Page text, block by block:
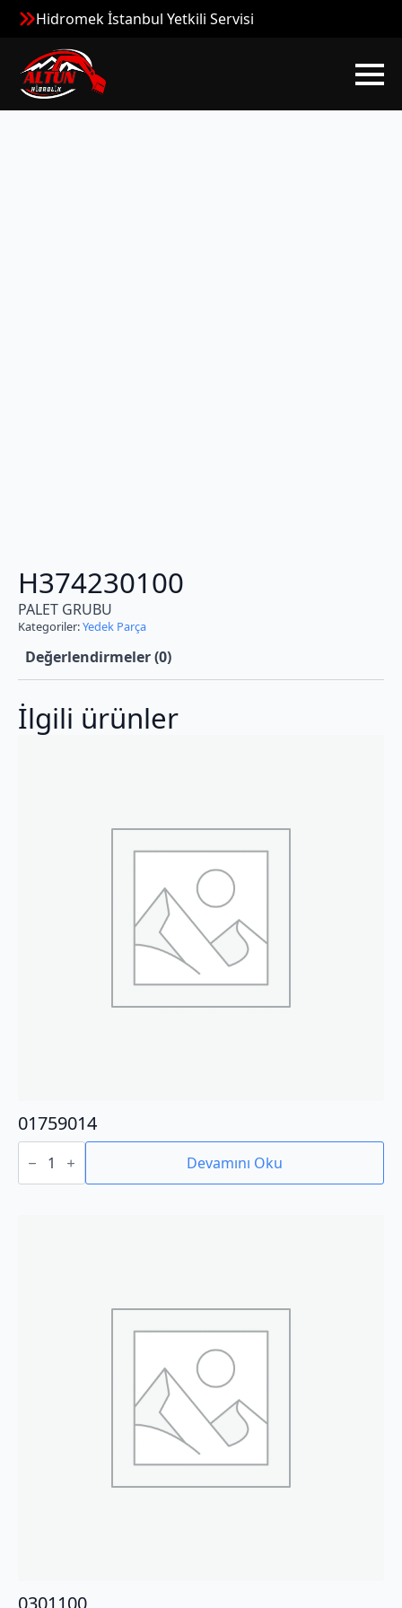
Hidromek İstanbul Yetkili Servisi
H374230100
PALET GRUBU
Kategoriler:Yedek Parça
Değerlendirmeler (0)
İlgili ürünler
01759014
01759014
adet Devamını Oku
0301100